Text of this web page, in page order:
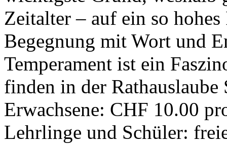
Zeitalter – auf ein so
Begegnung mit Wort und
Temperament ist ein
finden in der
Erwachsene: CHF 10.00
Lehrlinge und Schüler: